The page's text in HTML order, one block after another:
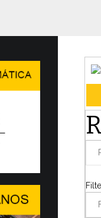
en Ginebra el
DEL DIÁLOGO
decisivo para la